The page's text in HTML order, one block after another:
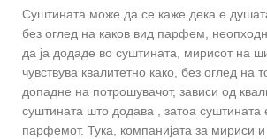
Суштината може да се каже дека е
без оглед на каков вид парфем,
да ја додаде во суштината, мирисот на
чувствува квалитетно како, без оглед на
допадне на потрошувачот, зависи од
суштината што додава , затоа суштината
парфемот. Тука, компанијата за мириси